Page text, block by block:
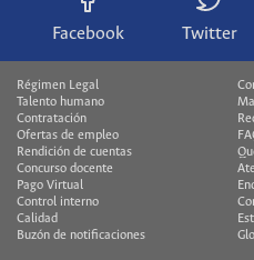
Facebook Twitter
Régimen Legal
Talento humano
Contratación
Ofertas de empleo
Rendición de cuentas
Concurso docente
Pago Virtual
Control interno
Calidad
Buzón de notificaciones